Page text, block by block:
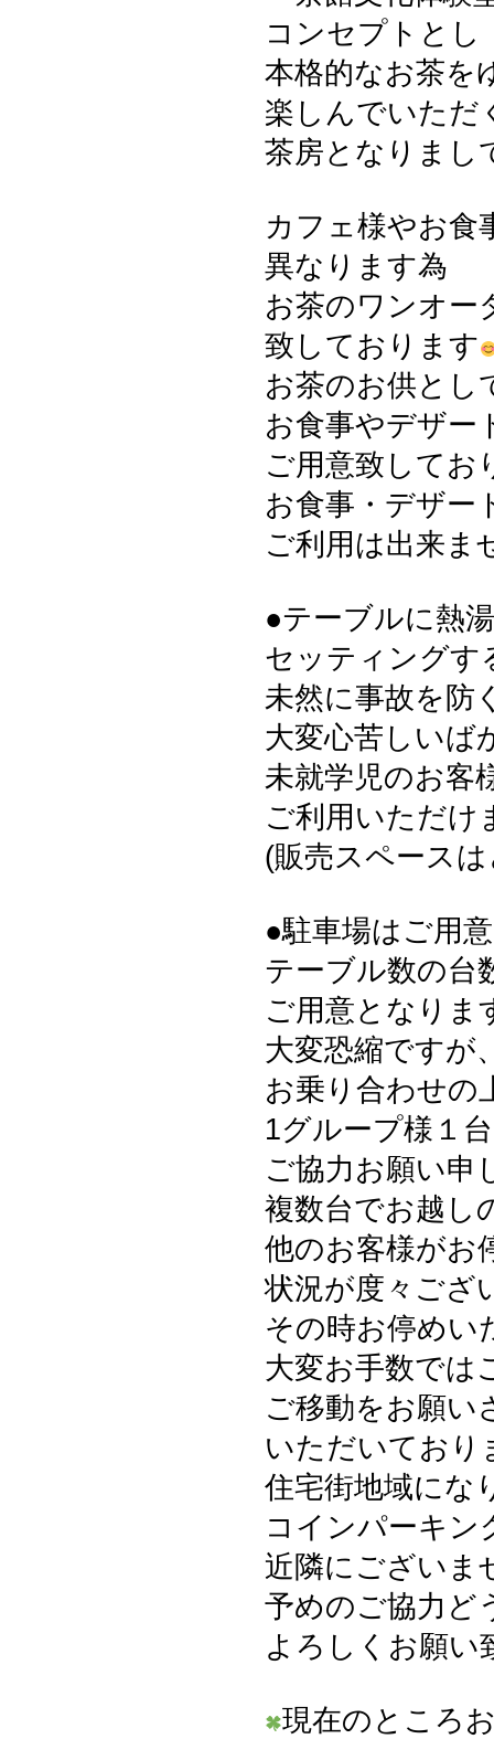
コンセプトとし
本格的なお茶を
楽しんでいただ
茶房となりまし
カフェ様やお食
異なります為
お茶のワンオー
致しております
お茶のお供とし
お食事やデザー
ご用意致してお
お食事・デザー
ご利用は出来ま
●テーブルに熱
セッティングす
未然に事故を防
大変心苦しいば
未就学児のお客
ご利用いただけ
(販売スペース
●駐車場はご用
テーブル数の台
ご用意となりま
大変恐縮ですが
お乗り合わせの
1グループ様１
ご協力お願い申
複数台でお越し
他のお客様がお
状況が度々ござ
その時お停めい
大変お手数では
ご移動をお願い
いただいており
住宅街地域にな
コインパーキン
近隣にございま
予めのご協力ど
よろしくお願い
現在のところ